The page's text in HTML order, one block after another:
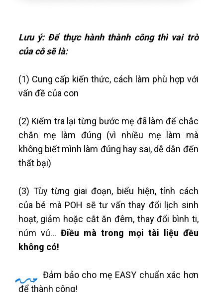
Lưu ý: Để thực hành thành công thì vai trò
của cô sẽ là:
(1) Cung cấp kiến thức, cách làm phù hợp với
vấn đề của con
(2) Kiểm tra lại từng bước mẹ đã làm để chắc
chắn mẹ làm đúng (vì nhiều mẹ làm mà
không biết mình làm đúng hay sai, dễ dẫn đến
thất bại)
(3) Tùy từng giai đoạn, biểu hiện, tính cách
của bé mà POH sẽ tư vấn thay đổi lịch sinh
hoạt, giảm hoặc cắt ăn đêm, thay đổi bình ti,
núm vú... Điều mà trong mọi tài liệu đều
không có!
Đảm bảo cho mẹ EASY chuẩn xác hơn
để thành công!